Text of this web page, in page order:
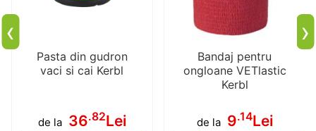
Pasta din gudron
vaci si cai Kerbl
de la 36.82Lei
Bandaj pentru
ongloane VETlastic
Kerbl
de la 9.14Lei
‹ ›